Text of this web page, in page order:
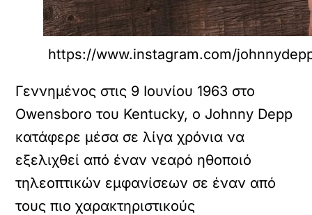
https://www.instagram.com/
Γεννημένος στις 9 Ιουνίου 1963 στο
Owensboro του Kentucky, ο Johnny Depp
κατάφερε μέσα σε λίγα χρόνια να
εξελιχθεί από έναν νεαρό ηθοποιό
τηλεοπτικών εμφανίσεων σε έναν από
τους πιο χαρακτηριστικούς